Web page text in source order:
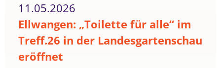
11.05.2026
Ellwangen: „Toilette für alle“ im
Treff.26 in der Landesgartenschau
eröffnet